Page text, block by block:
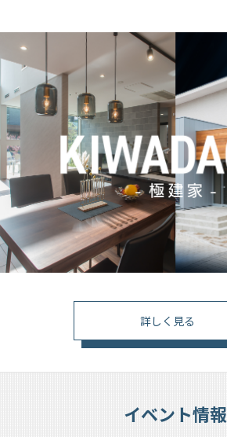
詳しく見る
イベント情報